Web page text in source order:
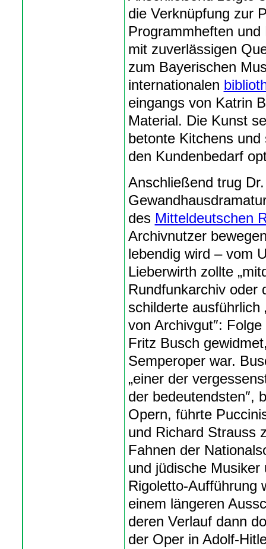
die Verknüpfung zur
Programmheften und
mit zuverlässigen
zum Bayerischen
internationalen
eingangs von Katrin
Material. Die Kunst
betonte Kitchens
den Kundenbedarf
Anschließend trug
des Mitteldeutschen
Archivnutzer
lebendig wird – vom
Lieberwirth zollte
Rundfunkarchiv oder
schilderte ausführlich
von Archivgut″:
Fritz Busch
Semperoper war.
„einer der
der bedeutendsten″,
Opern, führte
und Richard Strauss
Fahnen der
und jüdische
Rigoletto-Aufführung
einem längeren
deren Verlauf dann
der Oper in Adolf-